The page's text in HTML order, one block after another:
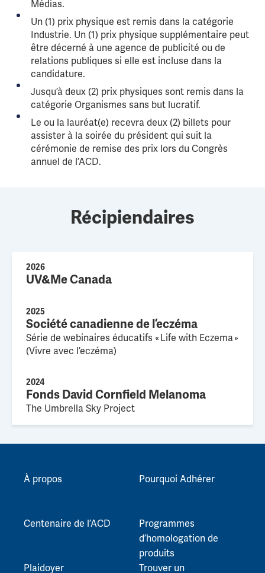
Médias.
Un (1) prix physique est remis dans la catégorie
Industrie. Un (1) prix physique supplémentaire peut
être décerné à une agence de publicité ou de
relations publiques si elle est incluse dans la
candidature.
Jusqu’à deux (2) prix physiques sont remis dans la
catégorie Organismes sans but lucratif.
Le ou la lauréat(e) recevra deux (2) billets pour
assister à la soirée du président qui suit la
cérémonie de remise des prix lors du Congrès
annuel de l’ACD.
Récipiendaires
2026
UV&Me Canada
2025
Société canadienne de l’eczéma
Série de webinaires éducatifs « Life with Eczema »
(Vivre avec l’eczéma)
2024
Fonds David Cornfield Melanoma
The Umbrella Sky Project
À propos
Centenaire de l’ACD
Plaidoyer
Pourquoi Adhérer
Programmes
d’homologation de
produits
Trouver un